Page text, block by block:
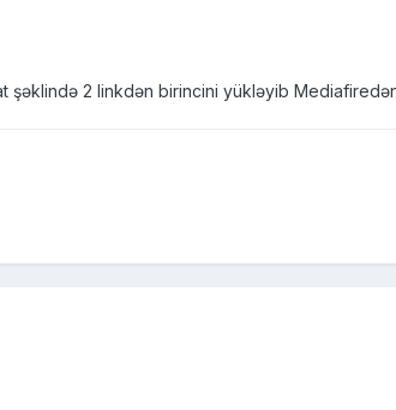
şəklində 2 linkdən birincini yükləyib